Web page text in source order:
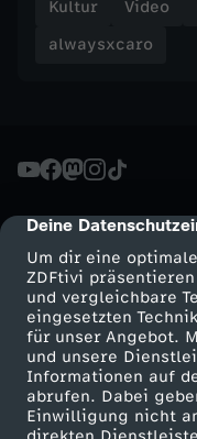
cmp-dialog-
Deine
Um dir eine
ZDFtivi
und vergleichbare
eingesetzten
für unser Angebot.
und unsere
Informationen auf
abrufen. Dabei
Einwilligung nicht
s
R
T
E
S
T
Kultur Video
alwaysxcaro
Mehr ZDF
ZDF-Apps
Smart TV